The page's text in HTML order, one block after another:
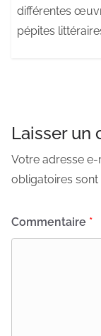
différentes
pépites
Laisser un
Votre adresse
obligatoires sont
Commentaire *